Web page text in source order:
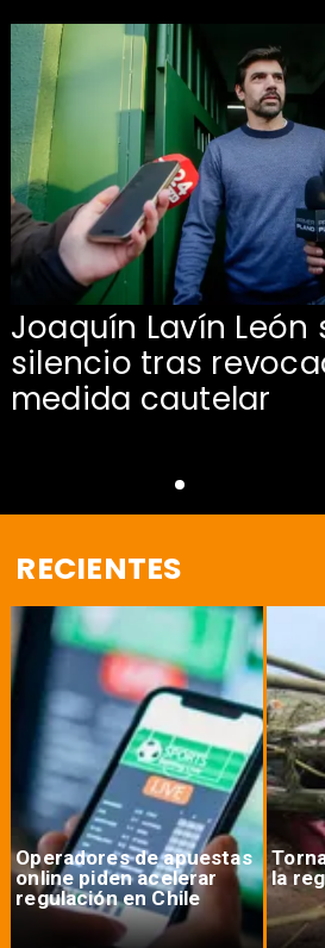
Joaquín Lavín León
silencio tras
medida cautelar
RECIENTES
Operadores de apuestas
online piden acelerar
regulación en Chile
la